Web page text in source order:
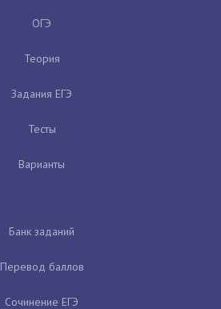
ОГЭ
Теория
Задания ЕГЭ
Тесты
Варианты
Банк заданий
Перевод баллов
Сочинение ЕГЭ